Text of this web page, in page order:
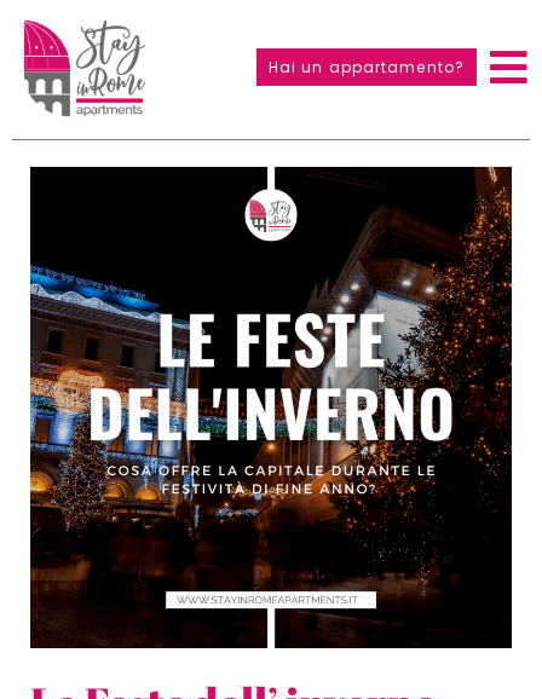
Hai un appartamento?